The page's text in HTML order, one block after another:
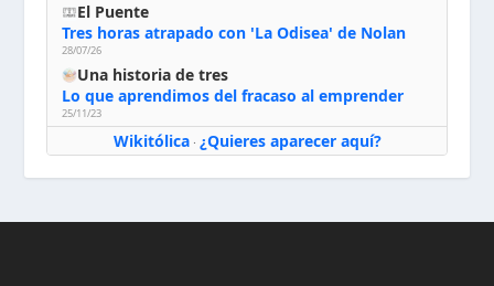
El Puente
Tres horas atrapado con 'La Odisea' de Nolan
28/07/26
Una historia de tres
Lo que aprendimos del fracaso al emprender
25/11/23
Wikitólica· ¿Quieres aparecer aquí?